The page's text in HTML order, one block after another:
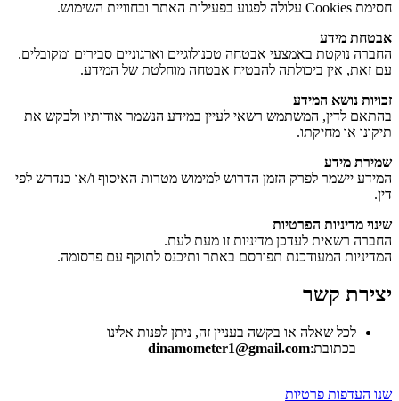
חסימת Cookies עלולה לפגוע בפעילות האתר ובחוויית השימוש.
אבטחת מידע
החברה נוקטת באמצעי אבטחה טכנולוגיים וארגוניים סבירים ומקובלים.
עם זאת, אין ביכולתה להבטיח אבטחה מוחלטת של המידע.
זכויות נושא המידע
בהתאם לדין, המשתמש רשאי לעיין במידע הנשמר אודותיו ולבקש את
תיקונו או מחיקתו.
שמירת מידע
המידע יישמר לפרק הזמן הדרוש למימוש מטרות האיסוף ו/או כנדרש לפי
דין.
שינוי מדיניות הפרטיות
החברה רשאית לעדכן מדיניות זו מעת לעת.
המדיניות המעודכנת תפורסם באתר ותיכנס לתוקף עם פרסומה.
יצירת קשר
לכל שאלה או בקשה בעניין זה, ניתן לפנות אלינו
בכתובת:dinamometer1@gmail.com
שנו העדפות פרטיות